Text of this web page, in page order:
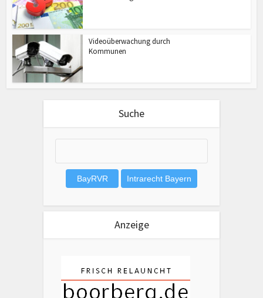
Videoüberwachung durch
Kommunen
Suche
Anzeige